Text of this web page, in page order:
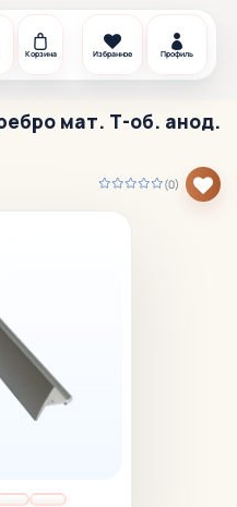
Корзина Избранное Профиль
мат. Т-об. анод.
(0)